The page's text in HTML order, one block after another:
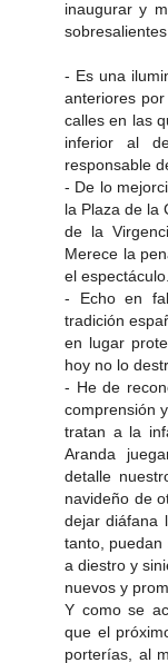
inaugurar y
- Es una
anteriores
calles en las
inferior al
responsable
- De lo
la Plaza de la
de la
Merece la
el espectáculo.
- Echo en
tradición
en lugar
hoy no lo
- He de
comprensión
tratan a la
Aranda
detalle
navideño de
dejar diáfana
tanto, puedan
a diestro y
nuevos y
Y como se
que el
porterías, al